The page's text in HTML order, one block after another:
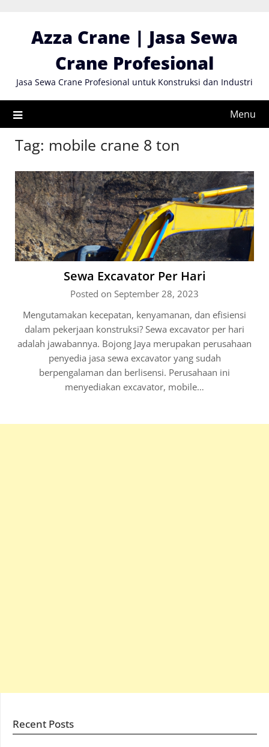
contentAzza Crane | Jasa Sewa
Crane Profesional
Jasa Sewa Crane Profesional untuk Konstruksi dan Industri
Menu
Tag: mobile crane 8 ton
Sewa Excavator Per Hari
Posted on September 28, 2023
Mengutamakan kecepatan, kenyamanan, dan efisiensi
dalam pekerjaan konstruksi? Sewa excavator per hari
adalah jawabannya. Bojong Jaya merupakan perusahaan
penyedia jasa sewa excavator yang sudah
berpengalaman dan berlisensi. Perusahaan ini
menyediakan excavator, mobile…
Recent Posts